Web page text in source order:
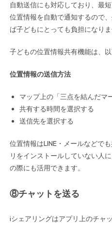
自動送信にも対応しており、最
位置情報を自動で通知するので
ば子どもにとっても負担になりま
子どもの位置情報共有機能は、
位置情報の送信方法
マップ上の「三点を結んだマ
共有する時間を選択する
送信先を選択する
位置情報はLINE・メールなどで
リをインストールしていない人
の際にも活用できます。
⑧チャットを送る
iシェアリングはアプリ上のチャ